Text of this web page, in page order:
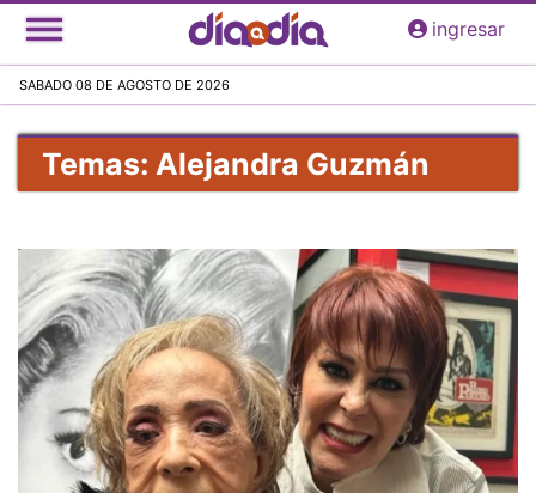
Pasar
al
principal
ingresar
SABADO 08 DE AGOSTO DE 2026
Temas: Alejandra Guzmán